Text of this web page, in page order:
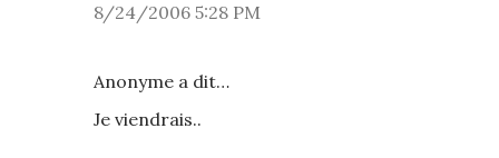
8/24/2006 5:28 PM
Anonyme a dit…
Je viendrais..